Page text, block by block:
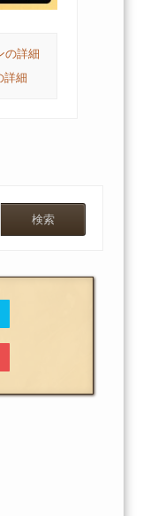
の詳細
詳細